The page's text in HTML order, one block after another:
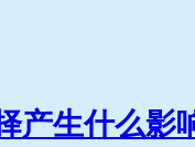
产生什么影